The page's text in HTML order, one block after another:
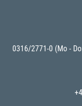
0316/2771-0 (Mo -